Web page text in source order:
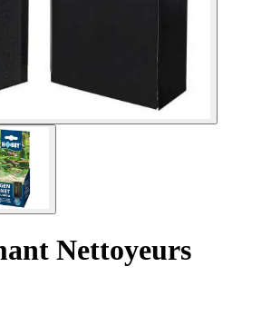
Nettoyeurs